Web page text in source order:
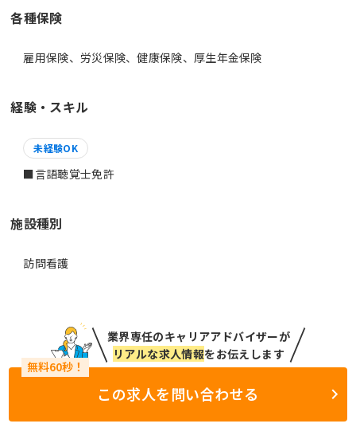
各種保険
雇用保険、労災保険、健康保険、厚生年金保険
経験・スキル
未経験OK
■言語聴覚士免許
施設種別
訪問看護
業界専任のキャリアアドバイザーが
リアルな求人情報をお伝えします
この求人を問い合わせる